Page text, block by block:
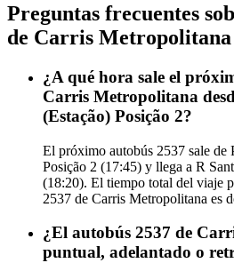
Preguntas frecuentes
de Carris Metropolitana
¿A qué hora sale el
Carris Metropolitana
(Estação) Posição 2?
El próximo autobús 2537 sale de
Posição 2 (17:45) y llega a R
(18:20). El tiempo total del viaje
2537 de Carris Metropolitana es
¿El autobús 2537 de
puntual, adelantado o